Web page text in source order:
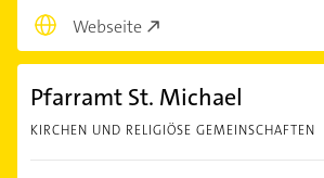
Webseite
Pfarramt St. Michael
KIRCHEN UND RELIGIÖSE GEMEINSCHAFTEN